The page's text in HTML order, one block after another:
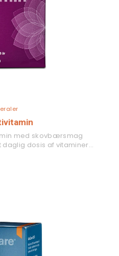
med skovbærsmag
daglig dosis af vitaminer…